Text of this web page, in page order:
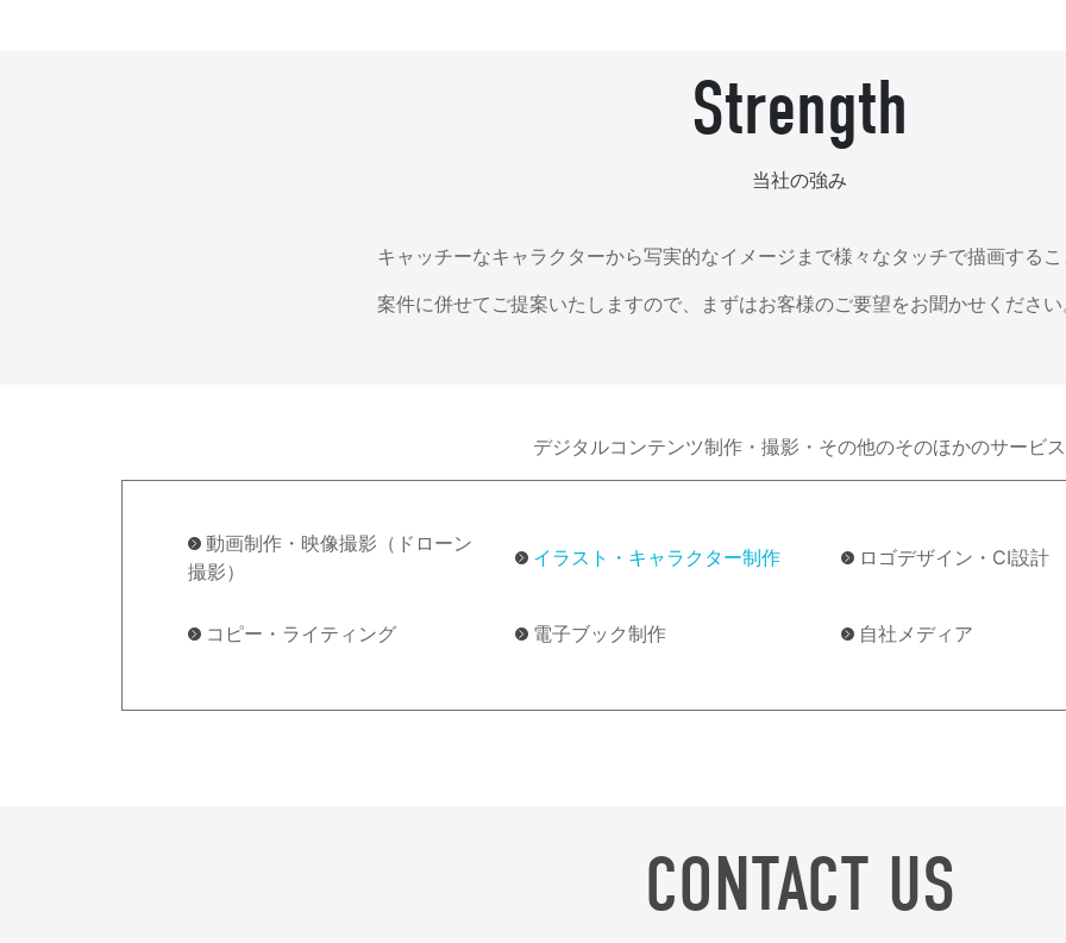
Strength
当社の強み
キャッチーなキャラクターから写実的なイメージまで様々なタッチで描画する
案件に併せてご提案いたしますので、まずはお客様のご要望をお聞かせくださ
デジタルコンテンツ制作・撮影・その他のそのほかのサービス
動画制作・映像撮影（ドローン
撮影）
イラスト・キャラクター制作 ロゴデザイン・CI設計
コピー・ライティング 電子ブック制作 自社メディア
CONTACT US